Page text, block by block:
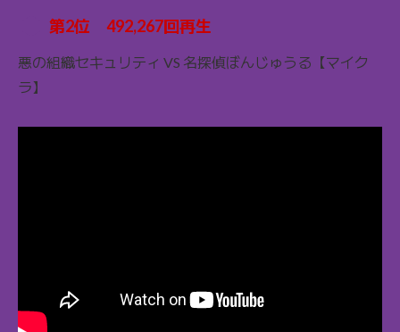
第2位 492,267回再生
悪の組織セキュリティ VS 名探偵ぼんじゅうる【マイク
ラ】